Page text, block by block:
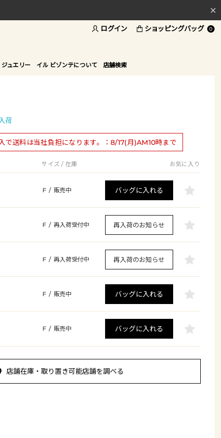
ログイン ショッピングバッグ 0
ュエリー イル ビゾンテについて 店舗検索
荷
で送料は当社負担になります。：8/17(月)AM10時まで
サイズ / 在庫 お気に入り
F / 販売中 バッグに入れる
F / 再入荷受付中 再入荷のお知らせ
F / 再入荷受付中 再入荷のお知らせ
F / 販売中 バッグに入れる
F / 販売中 バッグに入れる
店舗在庫・取り置き可能店舗を調べる